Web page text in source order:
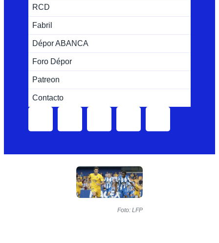
RCD
Fabril
Dépor ABANCA
Foro Dépor
Patreon
Contacto
Foto: LFP